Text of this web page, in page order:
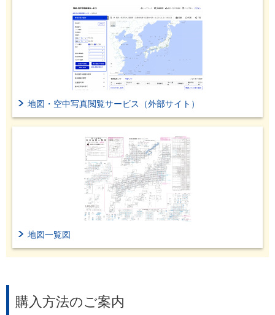
地図・空中写真閲覧サービス（外部サイト）
地図一覧図
購入方法のご案内